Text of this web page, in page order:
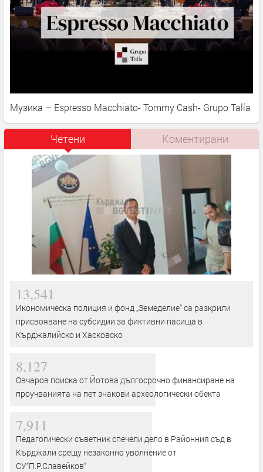
Музика – Espresso Macchiato- Tommy Cash- Grupo Talía
Четени Коментирани
13,541
Икономическа полиция и фонд „Земеделие“ са разкрили
присвояване на субсидии за фиктивни пасища в
Кърджалийско и Хасковско
8,127
Овчаров поиска от Йотова дългосрочно финансиране на
проучванията на пет знакови археологически обекта
7,911
Педагогически съветник спечели дело в Районния съд в
Кърджали срещу незаконно уволнение от
СУ“П.Р.Славейков“